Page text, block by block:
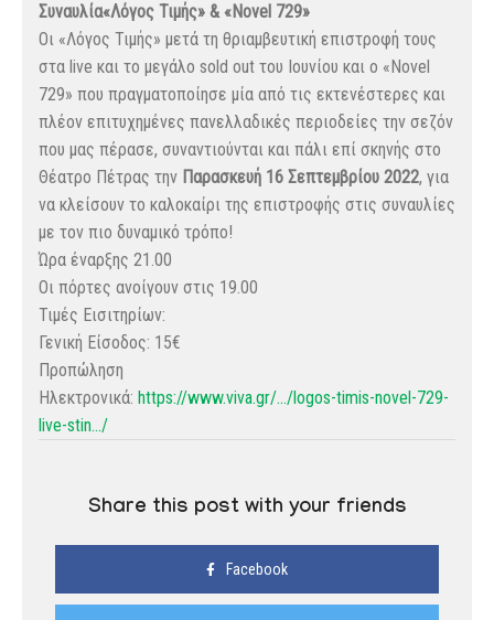
Συναυλία«Λόγος Τιμής» & «Novel 729»
Οι «Λόγος Τιμής» μετά τη θριαμβευτική επιστροφή τους
στα live και το μεγάλο sold out του Ιουνίου και ο «Novel
729» που πραγματοποίησε μία από τις εκτενέστερες και
πλέον επιτυχημένες πανελλαδικές περιοδείες την σεζόν
που μας πέρασε, συναντιούνται και πάλι επί σκηνής στο
Θέατρο Πέτρας την Παρασκευή 16 Σεπτεμβρίου 2022, για
να κλείσουν το καλοκαίρι της επιστροφής στις συναυλίες
με τον πιο δυναμικό τρόπο!
Ώρα έναρξης 21.00
Οι πόρτες ανοίγουν στις 19.00
Τιμές Εισιτηρίων:
Γενική Είσοδος: 15€
Προπώληση
Ηλεκτρονικά: https://www.viva.gr/…/logos-timis-novel-729-
live-stin…/
Share this post with your friends
Facebook